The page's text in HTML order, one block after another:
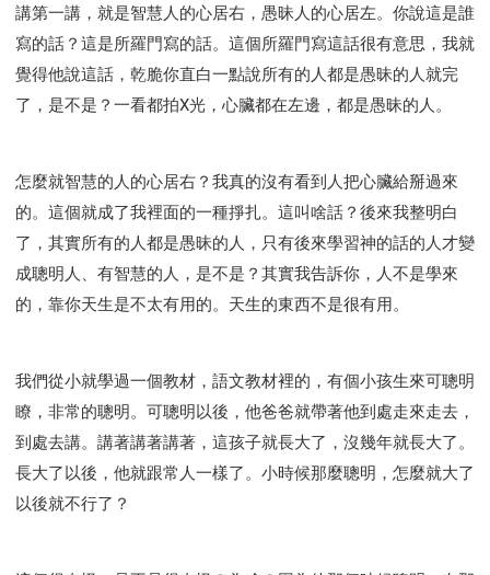
使徒保羅的神學體系
屬靈的世界
耶穌基督的喜訊
智慧與悟性
從轄制中得自由
破除屬世界的價值觀
"如何"
屬靈人的好習慣
打開天上祝福的窗口
神蹟系列
愚蠢系列 戰勝撒旦系列
得勝的性格
001B課程 - 解開迷思課程
001C課程 - 靈界故事
004課程 - 華人命定神學理念
101課程 - 從尋求到信徒
102課程 - 醫治釋放中階
103課程 - 聖經學習中階
201課程 - 從信徒到門徒
301課程 - 領袖實操課程
302課程 - 新人接待
Y132課程 - 職業策劃
Y133課程 - 活出豐盛
Y134課程 - 動手實驗室
Y135課程 - 做人做事
Y136課程 - 如何學習
研習會01 - 醫治釋放
研習會01 - 如何讀聖經
研習會01 - 得著命定成為祝福
研習會01 - 得勝教會的啟示
講第一講，就是智慧人的心居右，愚昧人的心居左。你說這是誰
寫的話？這是所羅門寫的話。這個所羅門寫這話很有意思，我就
覺得他說這話，乾脆你直白一點說所有的人都是愚昧的人就完
了，是不是？一看都拍X光，心臟都在左邊，都是愚昧的人。
怎麼就智慧的人的心居右？我真的沒有看到人把心臟給掰過來
的。這個就成了我裡面的一種掙扎。這叫啥話？後來我整明白
了，其實所有的人都是愚昧的人，只有後來學習神的話的人才變
成聰明人、有智慧的人，是不是？其實我告訴你，人不是學來
的，靠你天生是不太有用的。天生的東西不是很有用。
我們從小就學過一個教材，語文教材裡的，有個小孩生來可聰明
瞭，非常的聰明。可聰明以後，他爸爸就帶著他到處走來走去，
到處去講。講著講著講著，這孩子就長大了，沒幾年就長大了。
長大了以後，他就跟常人一樣了。小時候那麼聰明，怎麼就大了
以後就不行了？